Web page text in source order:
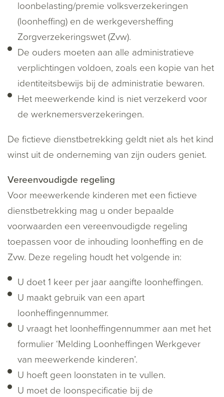
loonbelasting/premie volksverzekeringen
(loonheffing) en de werkgeversheffing
Zorgverzekeringswet (Zvw).
De ouders moeten aan alle administratieve
verplichtingen voldoen, zoals een kopie van het
identiteitsbewijs bij de administratie bewaren.
Het meewerkende kind is niet verzekerd voor
de werknemersverzekeringen.
De fictieve dienstbetrekking geldt niet als het kind
winst uit de onderneming van zijn ouders geniet.
Vereenvoudigde regeling
Voor meewerkende kinderen met een fictieve
dienstbetrekking mag u onder bepaalde
voorwaarden een vereenvoudigde regeling
toepassen voor de inhouding loonheffing en de
Zvw. Deze regeling houdt het volgende in:
U doet 1 keer per jaar aangifte loonheffingen.
U maakt gebruik van een apart
loonheffingennummer.
U vraagt het loonheffingennummer aan met het
formulier ‘Melding Loonheffingen Werkgever
van meewerkende kinderen’.
U hoeft geen loonstaten in te vullen.
U moet de loonspecificatie bij de